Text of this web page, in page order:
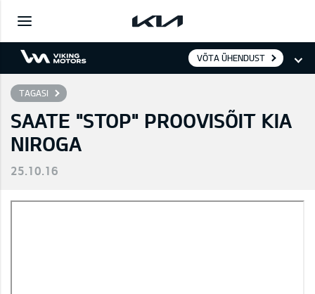
VÕTA ÜHENDUST
TAGASI
SAATE "STOP" PROOVISÕIT KIA
NIROGA
25.10.16